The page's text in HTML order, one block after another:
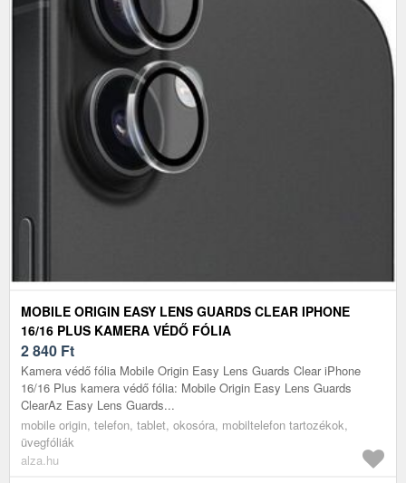
MOBILE ORIGIN EASY LENS GUARDS CLEAR IPHONE
16/16 PLUS KAMERA VÉDŐ FÓLIA
2 840 Ft
Kamera védő fólia Mobile Origin Easy Lens Guards Clear iPhone
16/16 Plus kamera védő fólia: Mobile Origin Easy Lens Guards
ClearAz Easy Lens Guards...
mobile origin, telefon, tablet, okosóra, mobiltelefon tartozékok,
üvegfóliák
alza.hu